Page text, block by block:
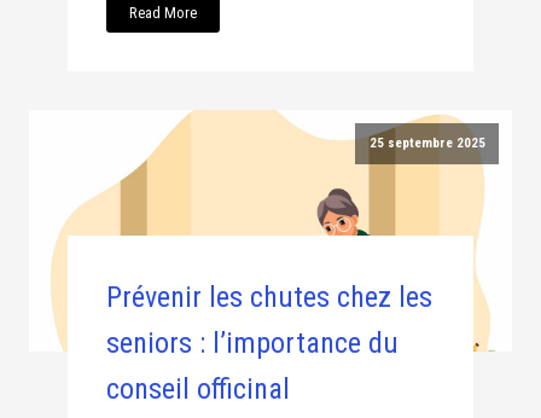
Read More
25 septembre 2025
Prévenir les chutes chez les
seniors : l’importance du
conseil officinal